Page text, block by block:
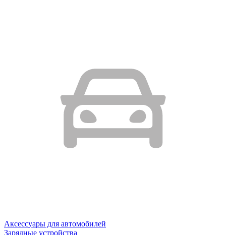
Аксессуары для автомобилей
Зарядные устройства